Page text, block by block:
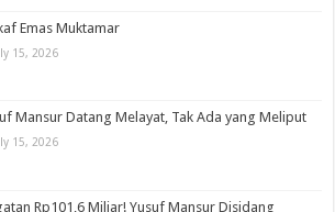
Emas Muktamar
15, 2026
Mansur Datang Melayat, Tak Ada yang Meliput
15, 2026
Rp101,6 Miliar! Yusuf Mansur Disidang